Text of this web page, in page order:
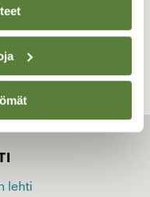
lehti